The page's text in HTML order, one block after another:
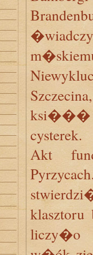
ksi���
cysterek.
Akt
liczy�o